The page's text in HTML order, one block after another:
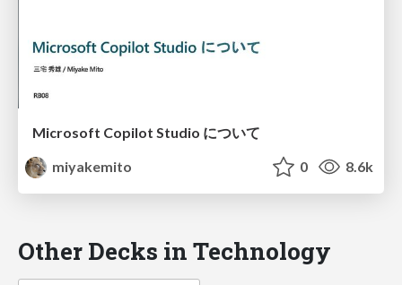
Microsoft Copilot Studio について
miyakemito
0 8.6k
Other Decks in Technology